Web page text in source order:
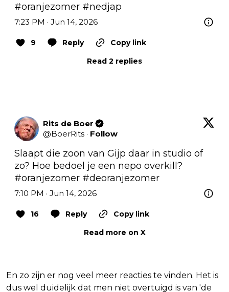
#oranjezomer #nedjap
7:23 PM · Jun 14, 2026
9 Reply
Copy link
Read 2 replies
Rits de Boer
@BoerRits · Follow
Slaapt die zoon van Gijp daar in studio of
#oranjezomer #deoranjezomer
7:10 PM · Jun 14, 2026
16 Reply
Copy link
Read more on X
En zo zijn er nog veel meer reacties te vinden. Het is
dus wel duidelijk dat men niet overtuigd is van 'de